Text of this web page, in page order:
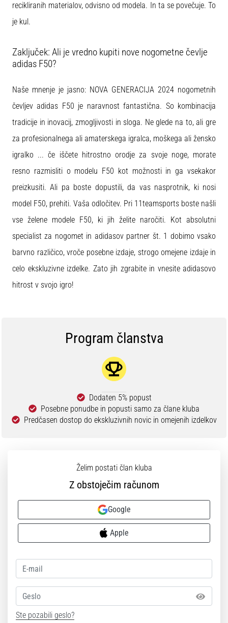
recikliranih materialov, odvisno od modela. In ta se povečuje. To
je kul.
Zaključek: Ali je vredno kupiti nove nogometne čevlje
adidas F50?
Naše mnenje je jasno: NOVA GENERACIJA 2024 nogometnih
čevljev adidas F50 je naravnost fantastična. So kombinacija
tradicije in inovacij, zmogljivosti in sloga. Ne glede na to, ali gre
za profesionalnega ali amaterskega igralca, moškega ali žensko
igralko ... če iščete hitrostno orodje za svoje noge, morate
resno razmisliti o modelu F50 kot možnosti in ga vsekakor
preizkusiti. Ali pa boste dopustili, da vas nasprotnik, ki nosi
model F50, prehiti. Vaša odločitev. Pri 11teamsports boste našli
vse želene modele F50, ki jih želite naročiti. Kot absolutni
specialist za nogomet in adidasov partner št. 1 dobimo vsako
barvno različico, vroče posebne izdaje, strogo omejene izdaje in
celo ekskluzivne izdelke. Zato jih zgrabite in vnesite adidasovo
hitrost v svojo igro!
Program članstva
Dodaten 5% popust
Posebne ponudbe in popusti samo za člane kluba
Predčasen dostop do ekskluzivnih novic in omejenih izdelkov
Želim postati član kluba
Z obstoječim računom
Google
Apple
Geslo
Ste pozabili geslo?